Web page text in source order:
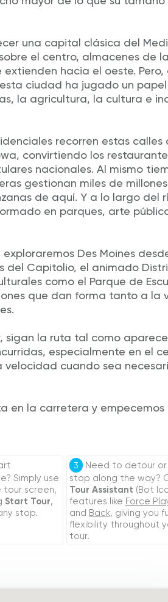
una capital clásica del
el centro, almacenes de
hacia el oeste. Pero,
ciudad ha jugado un papel
la agricultura, la cultura e
recorren estas calles
convirtiendo los
nacionales. Al mismo
gestionan miles de
de aquí. Y a lo largo del
en parques, arte
Des Moines
del Capitolio, el animado
como el Parque de
que dan forma tanto a la
sigan la ruta tal como
especialmente en el
velocidad cuando sea
en la carretera y empecemos
Simply use
tour screen,
Start Tour,
stop.
3
Need to detour or
stop along the way?
Tour Assistant (Bot
features like Force
and Back, giving you
flexibility throughout
tour.